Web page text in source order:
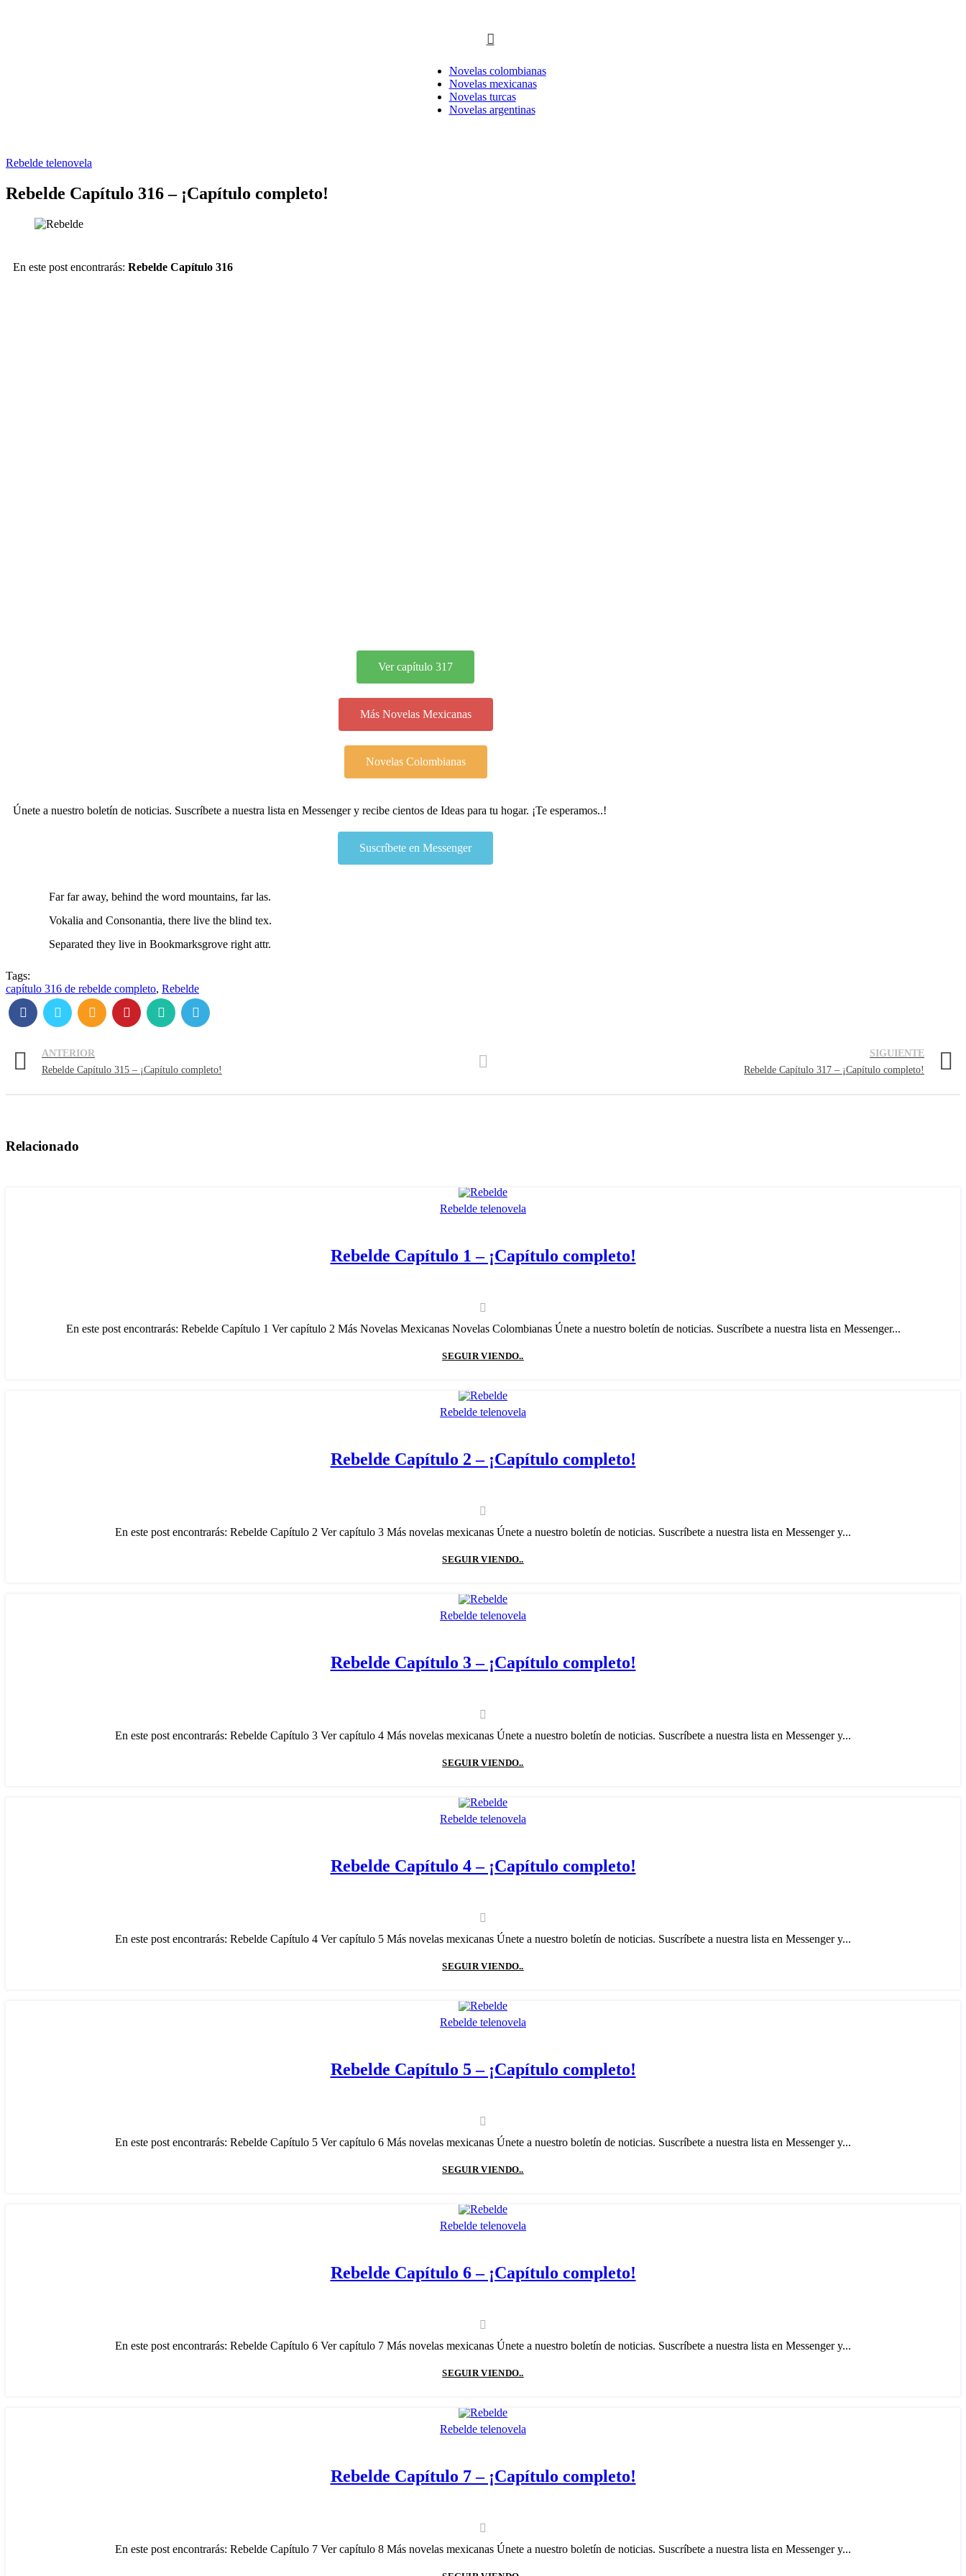
Novelas colombianas
Novelas mexicanas
Novelas turcas
Novelas argentinas
Rebelde telenovela
Rebelde Capítulo 316 – ¡Capítulo completo!
En este post encontrarás: Rebelde Capítulo 316
Ver capítulo 317
Más Novelas Mexicanas
Novelas Colombianas
Únete a nuestro boletín de noticias. Suscríbete a nuestra lista en Messenger y recibe cientos de Ideas para tu hogar. ¡Te esperamos..!
Suscríbete en Messenger
Far far away, behind the word mountains, far las.
Vokalia and Consonantia, there live the blind tex.
Separated they live in Bookmarksgrove right attr.
Tags:
capítulo 316 de rebelde completo, Rebelde
ANTERIOR
Rebelde Capítulo 315 – ¡Capítulo completo!
SIGUIENTE
Rebelde Capítulo 317 – ¡Capítulo completo!
Relacionado
Rebelde telenovela
Rebelde Capítulo 1 – ¡Capítulo completo!
En este post encontrarás: Rebelde Capítulo 1 Ver capítulo 2 Más Novelas Mexicanas Novelas Colombianas Únete a nuestro boletín de noticias. Suscríbete a nuestra lista en Messenger...
SEGUIR VIENDO..
Rebelde telenovela
Rebelde Capítulo 2 – ¡Capítulo completo!
En este post encontrarás: Rebelde Capítulo 2 Ver capítulo 3 Más novelas mexicanas Únete a nuestro boletín de noticias. Suscríbete a nuestra lista en Messenger y...
SEGUIR VIENDO..
Rebelde telenovela
Rebelde Capítulo 3 – ¡Capítulo completo!
En este post encontrarás: Rebelde Capítulo 3 Ver capítulo 4 Más novelas mexicanas Únete a nuestro boletín de noticias. Suscríbete a nuestra lista en Messenger y...
SEGUIR VIENDO..
Rebelde telenovela
Rebelde Capítulo 4 – ¡Capítulo completo!
En este post encontrarás: Rebelde Capítulo 4 Ver capítulo 5 Más novelas mexicanas Únete a nuestro boletín de noticias. Suscríbete a nuestra lista en Messenger y...
SEGUIR VIENDO..
Rebelde telenovela
Rebelde Capítulo 5 – ¡Capítulo completo!
En este post encontrarás: Rebelde Capítulo 5 Ver capítulo 6 Más novelas mexicanas Únete a nuestro boletín de noticias. Suscríbete a nuestra lista en Messenger y...
SEGUIR VIENDO..
Rebelde telenovela
Rebelde Capítulo 6 – ¡Capítulo completo!
En este post encontrarás: Rebelde Capítulo 6 Ver capítulo 7 Más novelas mexicanas Únete a nuestro boletín de noticias. Suscríbete a nuestra lista en Messenger y...
SEGUIR VIENDO..
Rebelde telenovela
Rebelde Capítulo 7 – ¡Capítulo completo!
En este post encontrarás: Rebelde Capítulo 7 Ver capítulo 8 Más novelas mexicanas Únete a nuestro boletín de noticias. Suscríbete a nuestra lista en Messenger y...